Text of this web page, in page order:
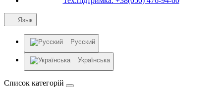
Язык
Русский
Українська
Список категорій